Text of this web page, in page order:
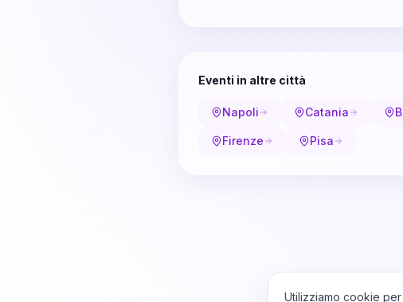
Eventi in altre città
Napoli Catania
Firenze Pisa
Utilizziamo cookie